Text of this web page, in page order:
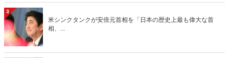
3
米シンクタンクが安倍元首相を「日本の歴史上最も偉大な首
相、...